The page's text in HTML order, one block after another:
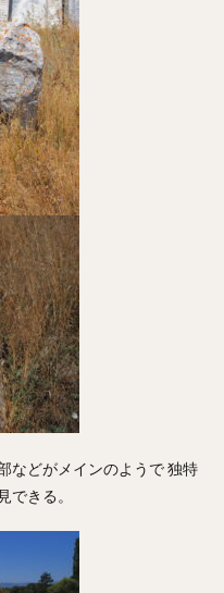
などがメインのようで 独特
できる。